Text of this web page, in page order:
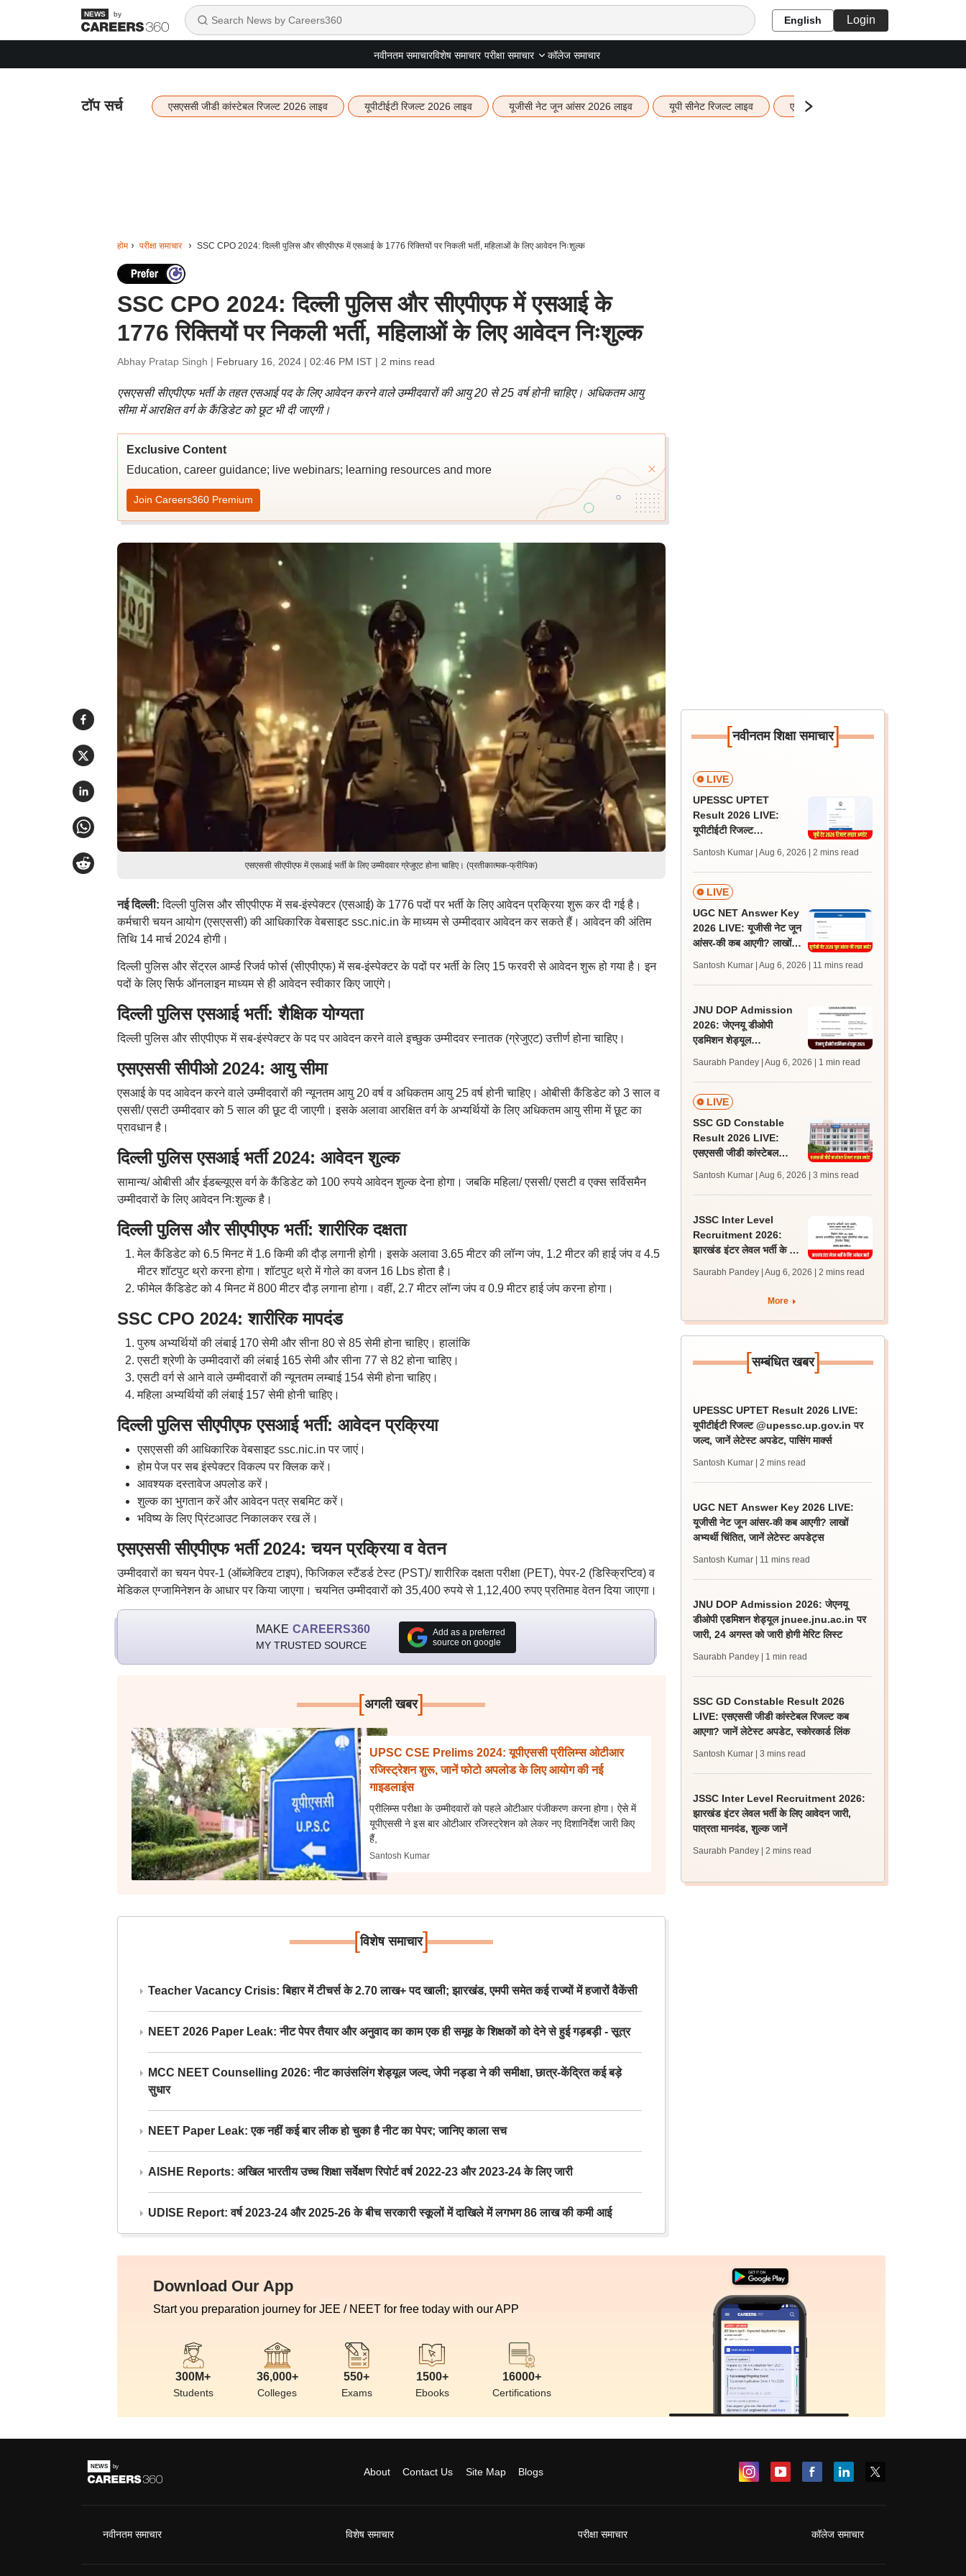
by English Login
नवीनतम समाचारविशेष समाचार परीक्षा समाचार कॉलेज समाचार
टॉप सर्च एसएससी जीडी कांस्टेबल रिजल्ट 2026 लाइव यूपीटीईटी रिजल्ट 2026 लाइव यूजीसी नेट जून आंसर 2026 लाइव यूपी सीनेट रिजल्ट लाइव एचबीएसई 12वीं का रिजल्ट लाइव
होम परीक्षा समाचार SSC CPO 2024: दिल्ली पुलिस और सीएपीएफ में एसआई के 1776 रिक्तियों पर निकली भर्ती, महिलाओं के लिए आवेदन निःशुल्क
SSC CPO 2024: दिल्ली पुलिस और सीएपीएफ में एसआई के
1776 रिक्तियों पर निकली भर्ती, महिलाओं के लिए आवेदन निःशुल्क
Abhay Pratap Singh | February 16, 2024 | 02:46 PM IST| 2 mins read
एसएससी सीएपीएफ भर्ती के तहत एसआई पद के लिए आवेदन करने वाले उम्मीदवारों की आयु 20 से 25 वर्ष होनी चाहिए। अधिकतम आयु
सीमा में आरक्षित वर्ग के कैंडिडेट को छूट भी दी जाएगी।
Exclusive Content
Education, career guidance; live webinars; learning resources and more
Join Careers360 Premium
एसएससी सीएपीएफ में एसआई भर्ती के लिए उम्मीदवार ग्रेजुएट होना चाहिए। (प्रतीकात्मक-फ्रीपिक)
नई दिल्ली:दिल्ली पुलिस और सीएपीएफ में सब-इंस्पेक्टर (एसआई) के 1776 पदों पर भर्ती के लिए आवेदन प्रक्रिया शुरू कर दी गई है।
कर्मचारी चयन आयोग (एसएससी) की आधिकारिक वेबसाइट ssc.nic.in के माध्यम से उम्मीदवार आवेदन कर सकते हैं। आवेदन की अंतिम
तिथि 14 मार्च 2024 होगी।
दिल्ली पुलिस और सेंट्रल आर्म्ड रिजर्व फोर्स (सीएपीएफ) में सब-इंस्पेक्टर के पदों पर भर्ती के लिए 15 फरवरी से आवेदन शुरू हो गया है। इन
पदों के लिए सिर्फ ऑनलाइन माध्यम से ही आवेदन स्वीकार किए जाएंगे।
दिल्ली पुलिस एसआई भर्ती: शैक्षिक योग्यता
दिल्ली पुलिस और सीएपीएफ में सब-इंस्पेक्टर के पद पर आवेदन करने वाले इच्छुक उम्मीदवर स्नातक (ग्रेजुएट) उत्तीर्ण होना चाहिए।
एसएससी सीपीओ 2024: आयु सीमा
एसआई के पद आवेदन करने वाले उम्मीदवारों की न्यूनतम आयु 20 वर्ष व अधिकतम आयु 25 वर्ष होनी चाहिए। ओबीसी कैंडिडेट को 3 साल व
एससी/ एसटी उम्मीदवार को 5 साल की छूट दी जाएगी। इसके अलावा आरक्षित वर्ग के अभ्यर्थियों के लिए अधिकतम आयु सीमा में छूट का
प्रावधान है।
दिल्ली पुलिस एसआई भर्ती 2024: आवेदन शुल्क
सामान्य/ ओबीसी और ईडब्ल्यूएस वर्ग के कैंडिडेट को 100 रुपये आवेदन शुल्क देना होगा। जबकि महिला/ एससी/ एसटी व एक्स सर्विसमैन
उम्मीदवारों के लिए आवेदन निःशुल्क है।
दिल्ली पुलिस और सीएपीएफ भर्ती: शारीरिक दक्षता
मेल कैंडिडेट को 6.5 मिनट में 1.6 किमी की दौड़ लगानी होगी। इसके अलावा 3.65 मीटर की लॉन्ग जंप, 1.2 मीटर की हाई जंप व 4.5
मीटर शॉटपुट थ्रो करना होगा। शॉटपुट थ्रो में गोले का वजन 16 Lbs होता है।
फीमेल कैंडिडेट को 4 मिनट में 800 मीटर दौड़ लगाना होगा। वहीं, 2.7 मीटर लॉन्ग जंप व 0.9 मीटर हाई जंप करना होगा।
SSC CPO 2024: शारीरिक मापदंड
पुरुष अभ्यर्थियों की लंबाई 170 सेमी और सीना 80 से 85 सेमी होना चाहिए। हालांकि
एसटी श्रेणी के उम्मीदवारों की लंबाई 165 सेमी और सीना 77 से 82 होना चाहिए।
एसटी वर्ग से आने वाले उम्मीदवारों की न्यूनतम लम्बाई 154 सेमी होना चाहिए।
महिला अभ्यर्थियों की लंबाई 157 सेमी होनी चाहिए।
दिल्ली पुलिस सीएपीएफ एसआई भर्ती: आवेदन प्रक्रिया
एसएससी की आधिकारिक वेबसाइट ssc.nic.in पर जाएं।
होम पेज पर सब इंस्पेक्टर विकल्प पर क्लिक करें।
आवश्यक दस्तावेज अपलोड करें।
शुल्क का भुगतान करें और आवेदन पत्र सबमिट करें।
भविष्य के लिए प्रिंटआउट निकालकर रख लें।
एसएससी सीएपीएफ भर्ती 2024: चयन प्रक्रिया व वेतन
उम्मीदवारों का चयन पेपर-1 (ऑब्जेक्टिव टाइप), फिजिकल स्टैंडर्ड टेस्ट (PST)/ शारीरिक दक्षता परीक्षा (PET), पेपर-2 (डिस्क्रिप्टिव) व
मेडिकल एग्जामिनेशन के आधार पर किया जाएगा। चयनित उम्मीदवारों को 35,400 रुपये से 1,12,400 रुपए प्रतिमाह वेतन दिया जाएगा।
MAKE CAREERS360
MY TRUSTED SOURCE
Add as a preferred
source on google
[अगली खबर]
UPSC CSE Prelims 2024: यूपीएससी प्रीलिम्स ओटीआर
रजिस्ट्रेशन शुरू, जानें फोटो अपलोड के लिए आयोग की नई
गाइडलाइंस
प्रीलिम्स परीक्षा के उम्मीदवारों को पहले ओटीआर पंजीकरण करना होगा। ऐसे में
यूपीएससी ने इस बार ओटीआर रजिस्ट्रेशन को लेकर नए दिशानिर्देश जारी किए
हैं,
Santosh Kumar
[विशेष समाचार]
Teacher Vacancy Crisis: बिहार में टीचर्स के 2.70 लाख+ पद खाली; झारखंड, एमपी समेत कई राज्यों में हजारों वैकेंसी
NEET 2026 Paper Leak: नीट पेपर तैयार और अनुवाद का काम एक ही समूह के शिक्षकों को देने से हुई गड़बड़ी - सूत्र
MCC NEET Counselling 2026: नीट काउंसलिंग शेड्यूल जल्द, जेपी नड्डा ने की समीक्षा, छात्र-केंद्रित कई बड़े
सुधार
NEET Paper Leak: एक नहीं कई बार लीक हो चुका है नीट का पेपर; जानिए काला सच
AISHE Reports: अखिल भारतीय उच्च शिक्षा सर्वेक्षण रिपोर्ट वर्ष 2022-23 और 2023-24 के लिए जारी
UDISE Report: वर्ष 2023-24 और 2025-26 के बीच सरकारी स्कूलों में दाखिले में लगभग 86 लाख की कमी आई
[नवीनतम शिक्षा समाचार]
LIVE
UPESSC UPTET
Result 2026 LIVE:
यूपीटीईटी रिजल्ट
जल्द, जानें लेटेस्ट अपडेट,
पासिंग मार्क्स
Santosh Kumar | Aug 6, 2026 | 2 mins read
LIVE
UGC NET Answer Key
2026 LIVE: यूजीसी नेट जून
आंसर-की कब आएगी? लाखों
Santosh Kumar | Aug 6, 2026 | 11 mins read
JNU DOP Admission
2026: जेएनयू डीओपी
एडमिशन शेड्यूल
24 अगस्त को जारी होगी मेरिट
लिस्ट
Saurabh Pandey | Aug 6, 2026 | 1 min read
LIVE
SSC GD Constable
Result 2026 LIVE:
एसएससी जीडी कांस्टेबल
लेटेस्ट अपडेट, स्कोरकार्ड लिंक
Santosh Kumar | Aug 6, 2026 | 3 mins read
JSSC Inter Level
Recruitment 2026:
झारखंड इंटर लेवल भर्ती के लिए
Saurabh Pandey | Aug 6, 2026 | 2 mins read
More
[सम्बंधित खबर]
UPESSC UPTET Result 2026 LIVE:
यूपीटीईटी रिजल्ट @upessc.up.gov.in पर
जल्द, जानें लेटेस्ट अपडेट, पासिंग मार्क्स
Santosh Kumar | 2 mins read
UGC NET Answer Key 2026 LIVE:
यूजीसी नेट जून आंसर-की कब आएगी? लाखों
अभ्यर्थी चिंतित, जानें लेटेस्ट अपडेट्स
Santosh Kumar | 11 mins read
JNU DOP Admission 2026: जेएनयू
डीओपी एडमिशन शेड्यूल jnuee.jnu.ac.in पर
जारी, 24 अगस्त को जारी होगी मेरिट लिस्ट
Saurabh Pandey | 1 min read
SSC GD Constable Result 2026
LIVE: एसएससी जीडी कांस्टेबल रिजल्ट कब
आएगा? जानें लेटेस्ट अपडेट, स्कोरकार्ड लिंक
Santosh Kumar | 3 mins read
JSSC Inter Level Recruitment 2026:
झारखंड इंटर लेवल भर्ती के लिए आवेदन जारी,
पात्रता मानदंड, शुल्क जानें
Saurabh Pandey | 2 mins read
Download Our App
Start you preparation journey for JEE / NEET for free today with our APP
300M+
Students
36,000+
Colleges
550+
Exams
1500+
Ebooks
16000+
Certifications
About Contact Us Site Map Blogs
नवीनतम समाचार विशेष समाचार परीक्षा समाचार कॉलेज समाचार